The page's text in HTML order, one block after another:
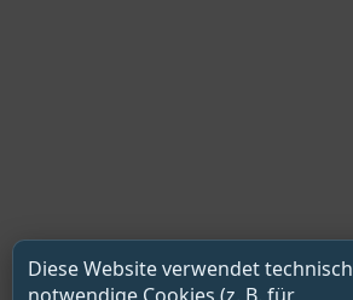
Diese Website verwendet technisch